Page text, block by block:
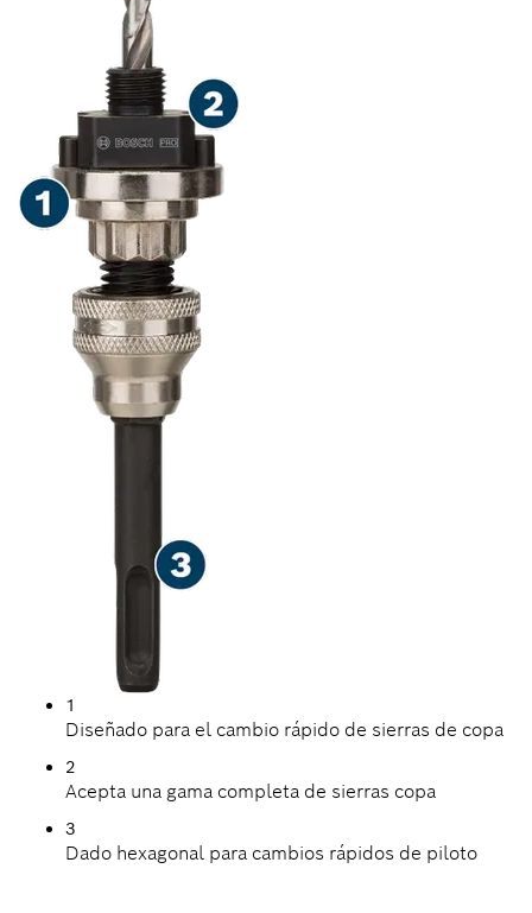
1
Diseñado para el cambio rápido de sierras de copa
2
Acepta una gama completa de sierras copa
3
Dado hexagonal para cambios rápidos de piloto